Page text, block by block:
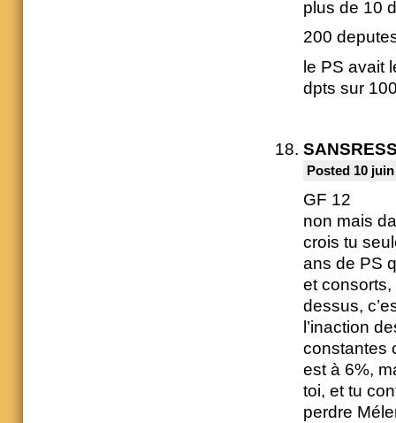
plus de 10
200
le PS avait
dpts sur
Posted 10
GF 12
non mais
crois tu
ans de PS
et consorts,
dessus,
l’inaction
constantes
est à 6%,
toi, et tu
perdre